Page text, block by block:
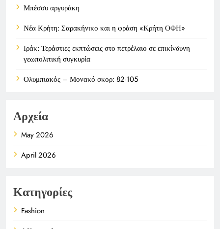
Μπέσσυ αργυράκη
Νέα Κρήτη: Σαρακήνικο και η φράση «Κρήτη ΟΦΗ»
Ιράκ: Τεράστιες εκπτώσεις στο πετρέλαιο σε επικίνδυνη
γεωπολιτική συγκυρία
Ολυμπιακός – Μονακό σκορ: 82-105
Αρχεία
May 2026
April 2026
Κατηγορίες
Fashion